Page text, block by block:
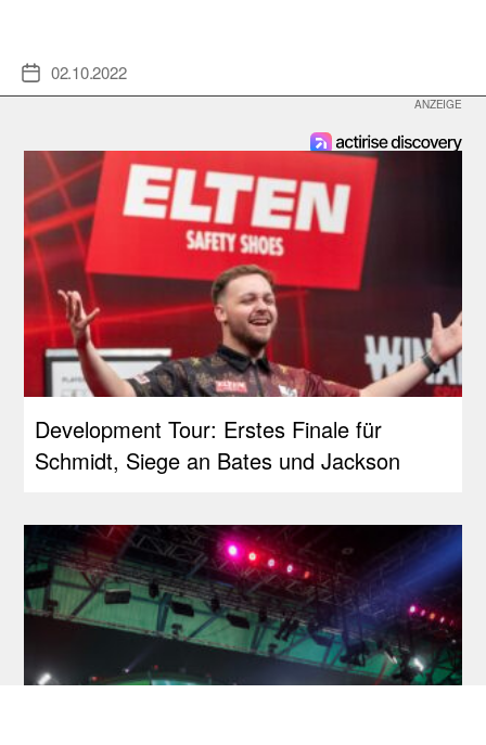
Veröffentlichungsdatum
02.10.2022
Development Tour: Erstes Finale für
Schmidt, Siege an Bates und Jackson